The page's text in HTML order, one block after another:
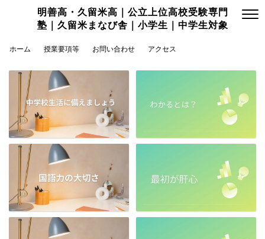
明善高・久留米高｜公立上位高校受験専門
塾｜久留米まなび舎｜小学生｜中学生対象
ホーム 授業要項等 お問い合わせ アクセス